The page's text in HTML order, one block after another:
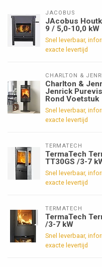
JACOBUS
JAcobus
9 / 5,0-10,0 kW
Snel leverbaar,
exacte levertijd
CHARLTON &
Charlton &
Jenrick
Rond Voetstuk
Snel leverbaar,
exacte levertijd
TERMATECH
TermaTech
TT30GS /3-7
Snel leverbaar,
exacte levertijd
TERMATECH
TermaTech
/3-7 kW
Snel leverbaar,
exacte levertijd